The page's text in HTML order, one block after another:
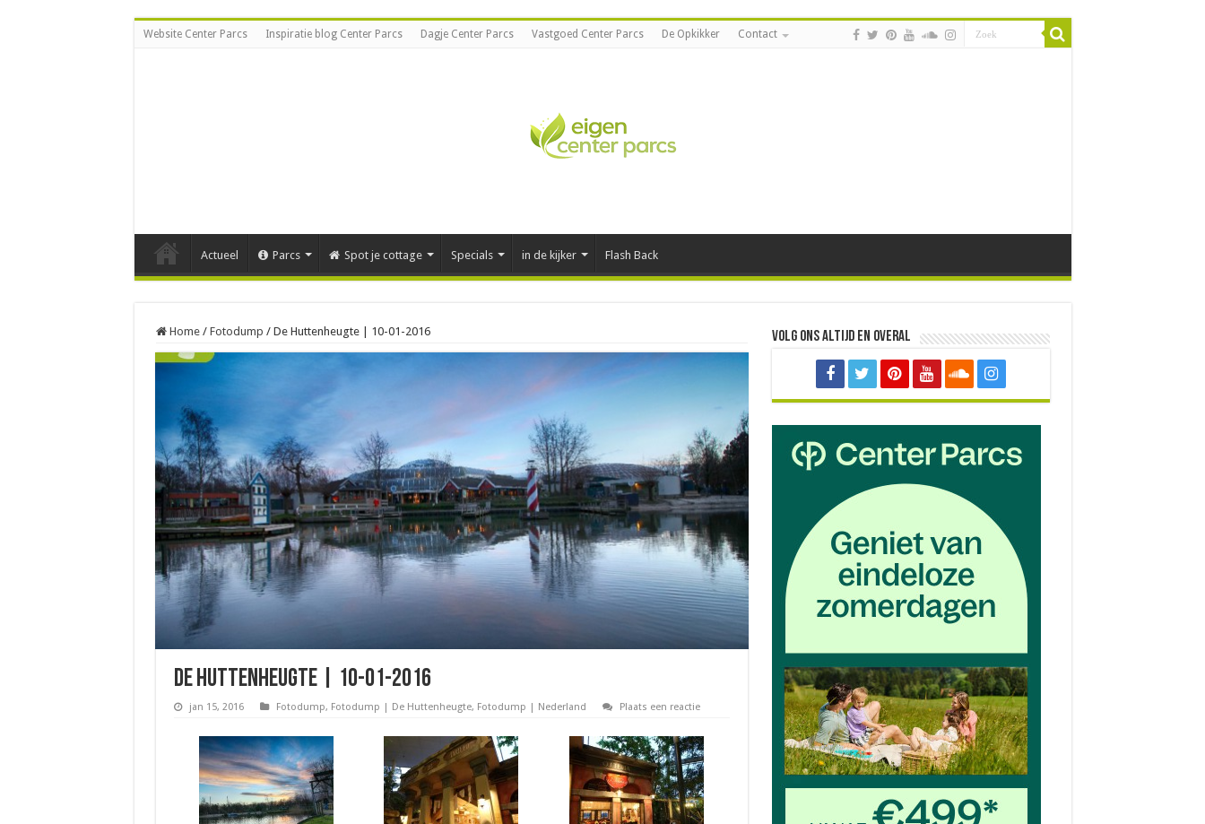
Website Center Parcs Inspiratie blog Center Parcs Dagje Center Parcs Vastgoed Center Parcs De Opkikker Contact
Actueel Parcs Spot je cottage Specials in de kijker Flash Back
Home / Fotodump / De Huttenheugte | 10-01-2016
De Huttenheugte | 10-01-2016
jan 15, 2016 Fotodump, Fotodump | De Huttenheugte, Fotodump | Nederland Plaats een reactie
Volg ons altijd en overal